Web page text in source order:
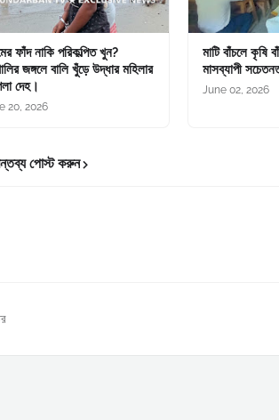
ফাঁদ নাকি পরিকল্পিত খুন?
জঙ্গলে বালি খুঁড়ে উদ্ধার মহিলার
দেহ।
20, 2026
মাটি বাঁচলে কৃষি
মাসব্যাপী
June 02, 2026
পোস্ট করুন